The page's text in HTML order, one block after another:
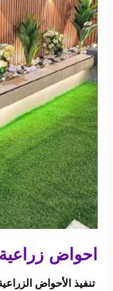
احواض زراعية
تنفيذ الأحواض